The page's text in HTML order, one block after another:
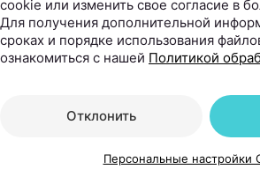
говорил: «Дайте мне одно
и я изменю мир!».
о материнском инстинкте
представление о материнской
и по принципу «Бог дал, Бог и
cookie или изменить свое согласие в
Для получения дополнительной
сроках и порядке использования
ознакомиться с нашей Политикой
Отклонить
Персональные настройки